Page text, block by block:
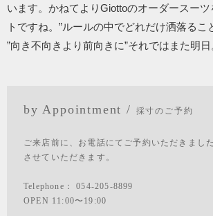
います。かねてよりGiottoのオーダースー
トですね。”ルールの中でどれだけ洒落る
”向き不向きより前向きに”それではまた明日
by Appointment / 採寸のご予約
ご来店前に、お電話にてご予約いただきまし
させていただきます。
Telephone：054-205-8899
OPEN 11:00〜19:00